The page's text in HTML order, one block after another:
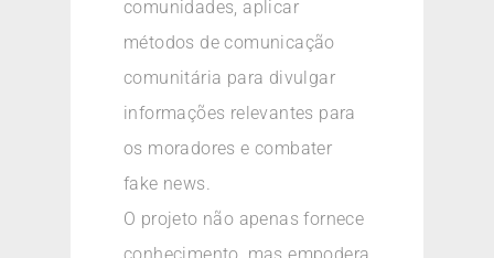
comunidades, aplicar
métodos de comunicação
comunitária para divulgar
informações relevantes para
os moradores e combater
fake news.
O projeto não apenas fornece